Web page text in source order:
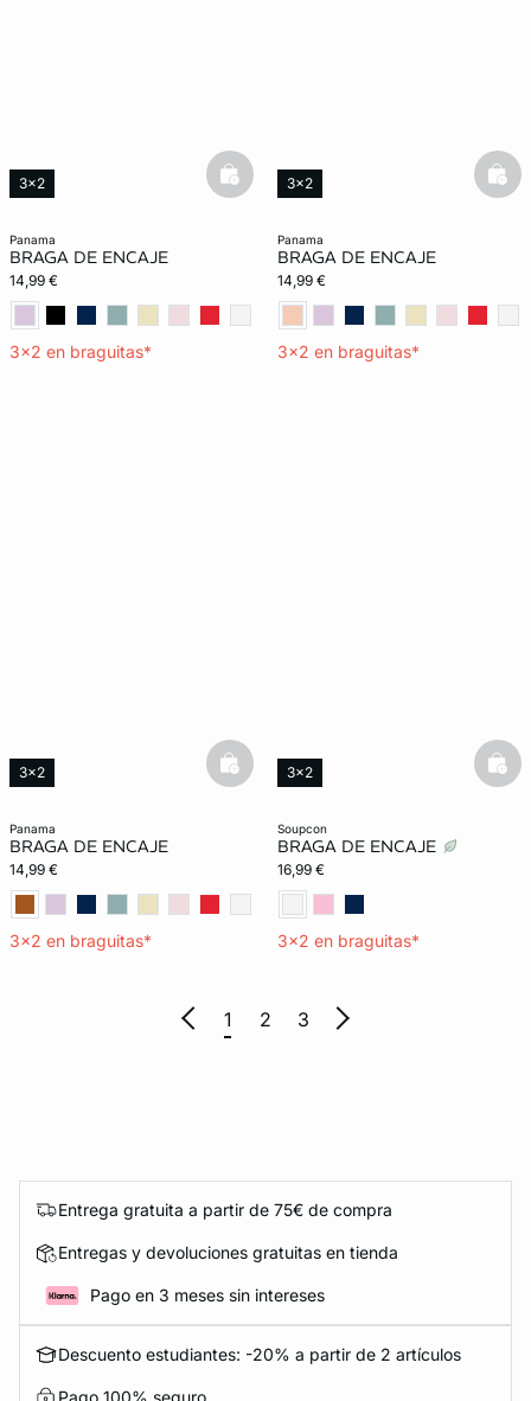
panama
BRAGA DE ENCAJE
14,99 €
3x2 en braguitas*
3x2 basketfull
panama
BRAGA DE ENCAJE
14,99 €
3x2 en braguitas*
3x2
panama
BRAGA DE ENCAJE
14,99 €
3x2 en braguitas*
3x2 basketfull
soupcon
BRAGA DE ENCAJE
16,99 €
3x2 en braguitas*
3x2
1 2 3
Entrega gratuita a partir de 75€ de compra
Entregas y devoluciones gratuitas en tienda
Pago en 3 meses sin intereses
Descuento estudiantes: -20% a partir de 2 artículos
Pago 100% seguro